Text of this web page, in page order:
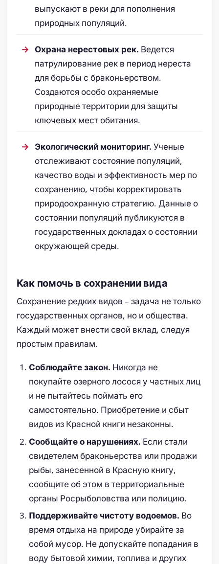
выпускают в реки для пополнения
природных популяций.
Охрана нерестовых рек. Ведется
патрулирование рек в период нереста
для борьбы с браконьерством.
Создаются особо охраняемые
природные территории для защиты
ключевых мест обитания.
Экологический мониторинг. Ученые
отслеживают состояние популяций,
качество воды и эффективность мер по
сохранению, чтобы корректировать
природоохранную стратегию. Данные о
состоянии популяций публикуются в
государственных докладах о состоянии
окружающей среды.
Как помочь в сохранении вида
Сохранение редких видов – задача не только
государственных органов, но и общества.
Каждый может внести свой вклад, следуя
простым правилам.
Соблюдайте закон. Никогда не
покупайте озерного лосося у частных лиц
и не пытайтесь поймать его
самостоятельно. Приобретение и сбыт
видов из Красной книги незаконны.
Сообщайте о нарушениях. Если стали
свидетелем браконьерства или продажи
рыбы, занесенной в Красную книгу,
сообщите об этом в территориальные
органы Росрыболовства или полицию.
Поддерживайте чистоту водоемов. Во
время отдыха на природе убирайте за
собой мусор. Не допускайте попадания в
воду бытовой химии, топлива и других